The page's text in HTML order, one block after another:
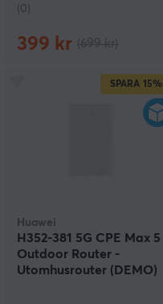
(0)
399 kr
SPARA 15%
Huawei
H352-381 5G CPE Max 5
Outdoor Router -
Utomhusrouter (DEMO)